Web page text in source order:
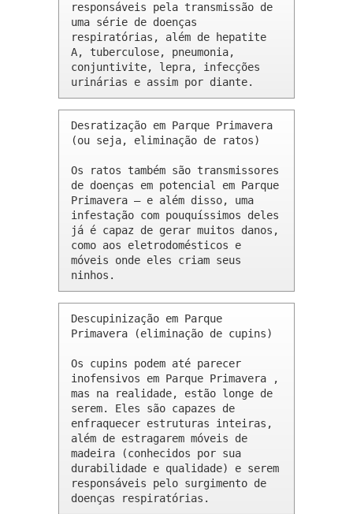
responsáveis pela transmissão de
uma série de doenças
respiratórias, além de hepatite
A, tuberculose, pneumonia,
conjuntivite, lepra, infecções
urinárias e assim por diante.
Desratização em Parque Primavera
(ou seja, eliminação de ratos)
Os ratos também são transmissores
de doenças em potencial em Parque
Primavera – e além disso, uma
infestação com pouquíssimos deles
já é capaz de gerar muitos danos,
como aos eletrodomésticos e
móveis onde eles criam seus
ninhos.
Descupinização em Parque
Primavera (eliminação de cupins)
Os cupins podem até parecer
inofensivos em Parque Primavera ,
mas na realidade, estão longe de
serem. Eles são capazes de
enfraquecer estruturas inteiras,
além de estragarem móveis de
madeira (conhecidos por sua
durabilidade e qualidade) e serem
responsáveis pelo surgimento de
doenças respiratórias.